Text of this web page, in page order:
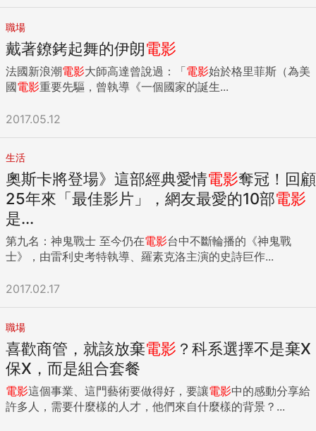
職場
戴著鐐銬起舞的伊朗電影
法國新浪潮電影大師高達曾說過：「電影始於格里菲斯（為美
國電影重要先驅，曾執導《一個國家的誕生...
2017.05.12
生活
奧斯卡將登場》這部經典愛情電影奪冠！回顧
25年來「最佳影片」，網友最愛的10部電影
是...
第九名：神鬼戰士 至今仍在電影台中不斷輪播的《神鬼戰
士》，由雷利史考特執導、羅素克洛主演的史詩巨作...
2017.02.17
職場
喜歡商管，就該放棄電影 ？科系選擇不是棄X
保X，而是組合套餐
電影這個事業、這門藝術要做得好，要讓電影中的感動分享給
許多人，需要什麼樣的人才，他們來自什麼樣的背景？...